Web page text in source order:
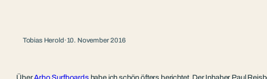
Tobias Herold· 10. November 2016